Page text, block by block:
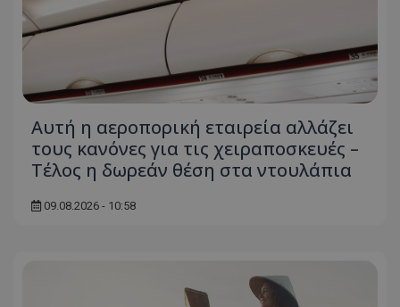
Αυτή η αεροπορική εταιρεία αλλάζει
τους κανόνες για τις χειραποσκευές –
Τέλος η δωρεάν θέση στα ντουλάπια
09.08.2026 - 10:58